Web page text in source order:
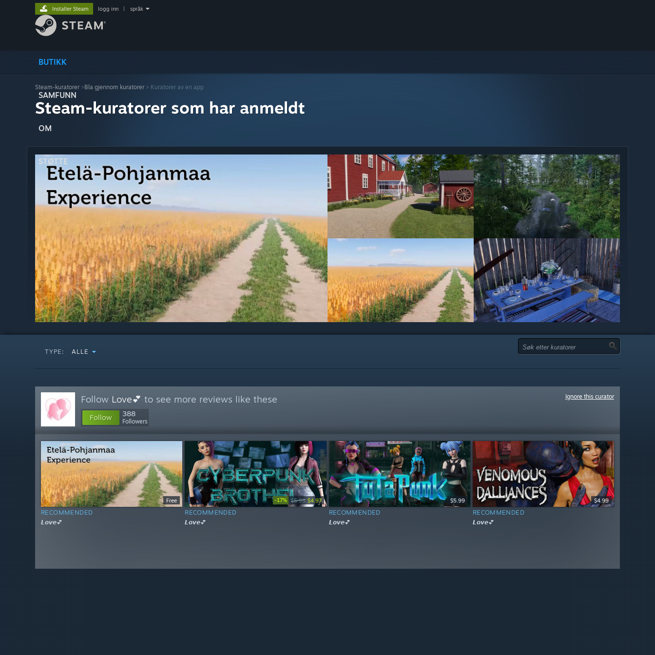
BUTIKK
SAMFUNN
OM
STØTTE
Installer Steam logg inn språk
Steam-kuratorer >Bla gjennom kuratorer > Kuratorer av en app
Steam-kuratorer som har anmeldt
TYPE: ALLE
Follow Love💕 to see more reviews like these
Follow 388
Followers
Ignore this curator
Free
RECOMMENDED
𝙇𝙤𝙫𝙚💕
-17% $5.99 $4.97
RECOMMENDED
𝙇𝙤𝙫𝙚💕
$5.99
RECOMMENDED
𝙇𝙤𝙫𝙚💕
$4.99
RECOMMENDED
𝙇𝙤𝙫𝙚💕